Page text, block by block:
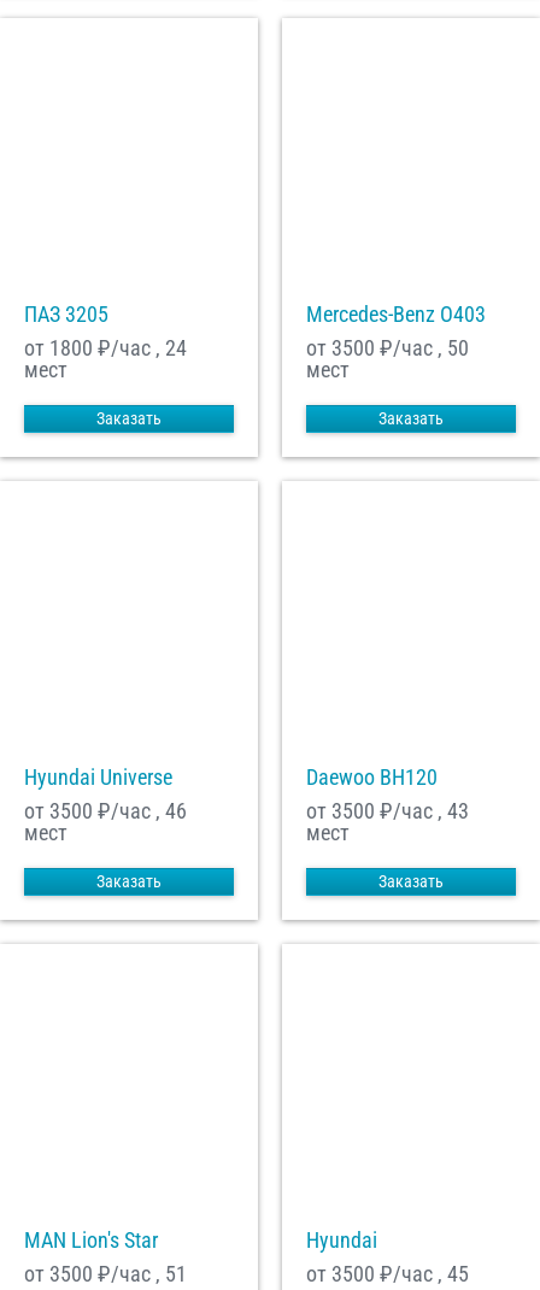
ПАЗ 3205
от 1800 ₽/час , 24
мест
Заказать
Mercedes-Benz О403
от 3500 ₽/час , 50
мест
Заказать
Hyundai Universe
от 3500 ₽/час , 46
мест
Заказать
Daewoo ВН120
от 3500 ₽/час , 43
мест
Заказать
MAN Lion's Star
от 3500 ₽/час , 51
Hyundai
от 3500 ₽/час , 45